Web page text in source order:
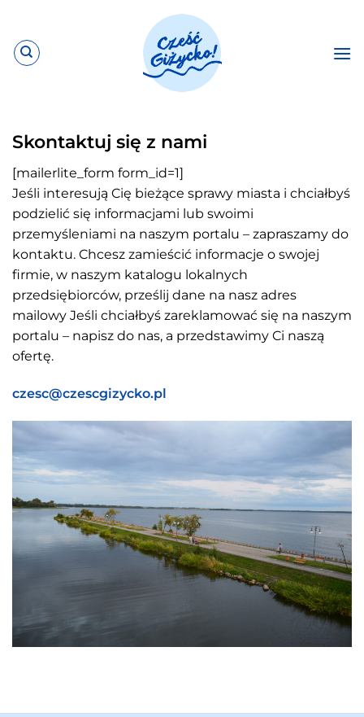
zawartości
Skontaktuj się z nami
[mailerlite_form form_id=1]
Jeśli interesują Cię bieżące sprawy miasta i chciałbyś
podzielić się informacjami lub swoimi
przemyśleniami na naszym portalu – zapraszamy do
kontaktu. Chcesz zamieścić informacje o swojej
firmie, w naszym katalogu lokalnych
przedsiębiorców, prześlij dane na nasz adres
mailowy Jeśli chciałbyś zareklamować się na naszym
portalu – napisz do nas, a przedstawimy Ci naszą
ofertę.
czesc@czescgizycko.pl